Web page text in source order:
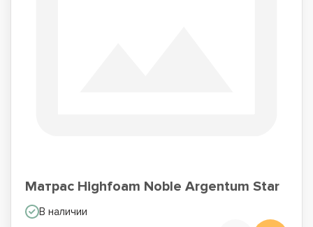
Матрас Highfoam Noble Argentum Star
В наличии